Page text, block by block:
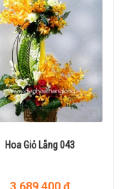
Hoa Giỏ Lẵng 043